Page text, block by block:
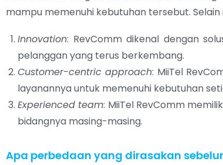
mampu memenuhi kebutuhan tersebut.
Innovation: RevComm dikenal dengan
pelanggan yang terus berkembang.
Customer-centric approach: MiiTel
layanannya untuk memenuhi kebutuhan
Experienced team: MiiTel RevComm
bidangnya masing-masing.
Apa perbedaan yang dirasakan